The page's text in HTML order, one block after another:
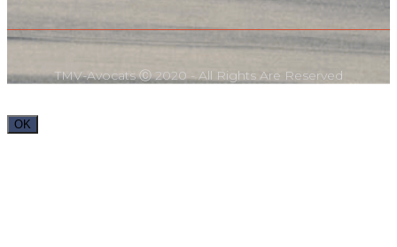
TMV-Avocats Ⓒ 2020 - All Rights Are Reserved
OK